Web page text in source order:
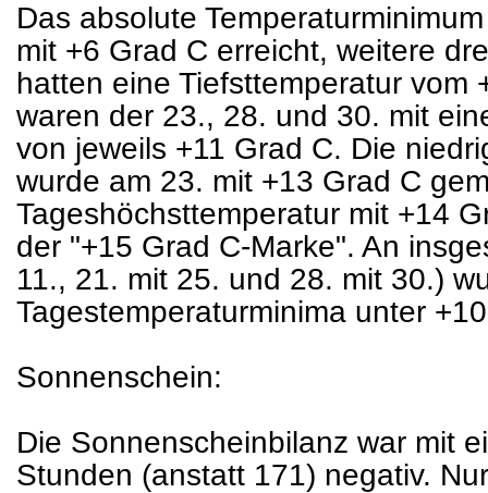
Das absolute
mit +6 Grad C erreicht, weitere
hatten eine Tiefsttemperatur vom
waren der 23., 28. und 30. mit
von jeweils +11 Grad C. Die
wurde am 23. mit +13 Grad C
Tageshöchsttemperatur mit +14
der "+15 Grad C-Marke". An
11., 21. mit 25. und 28. mit 30.)
Tagestemperaturminima unter
Sonnenschein:
Die Sonnenscheinbilanz war mit
Stunden (anstatt 171) negativ.